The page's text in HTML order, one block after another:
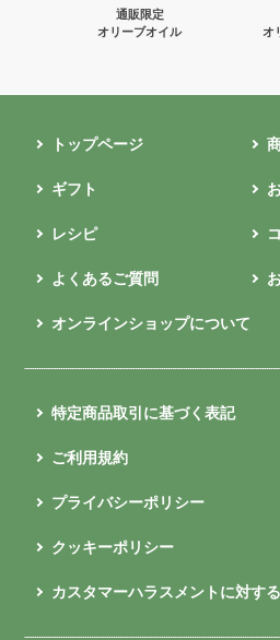
通販限定
オリーブオイル
オ
トップページ
ギフト
レシピ
よくあるご質問
オンラインショップについて
特定商品取引に基づく表記
ご利用規約
プライバシーポリシー
クッキーポリシー
カスタマーハラスメントに対す